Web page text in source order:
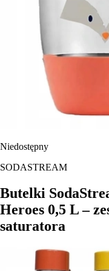
Niedostępny
SODASTREAM
Butelki
Heroes 0,5 L –
saturatora